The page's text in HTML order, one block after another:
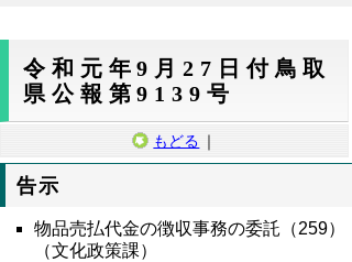
令和元年9月27日付鳥取
県公報第9139号
もどる ｜
告示
物品売払代金の徴収事務の委託（259）
（文化政策課）